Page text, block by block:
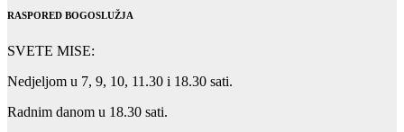
RASPORED BOGOSLUŽJA
SVETE MISE:
Nedjeljom u 7, 9, 10, 11.30 i 18.30 sati.
Radnim danom u 18.30 sati.